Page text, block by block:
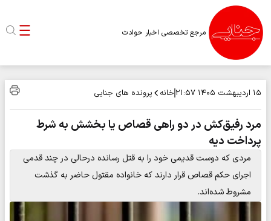
مرجع تخصصی اخبار حوادث
۱۵ اردیبهشت ۱۴۰۵ ۲۱:۵۷ خانه پرونده های جنایی
مرد رفیق‌کش در دو راهی قصاص یا بخشش به شرط
پرداخت دیه
مردی که دوست قدیمی خود را به قتل رسانده درحالی در چند قدمی
اجرای حکم قصاص قرار دارند که خانواده مقتول حاضر به گذشت
مشروط شده‌اند.